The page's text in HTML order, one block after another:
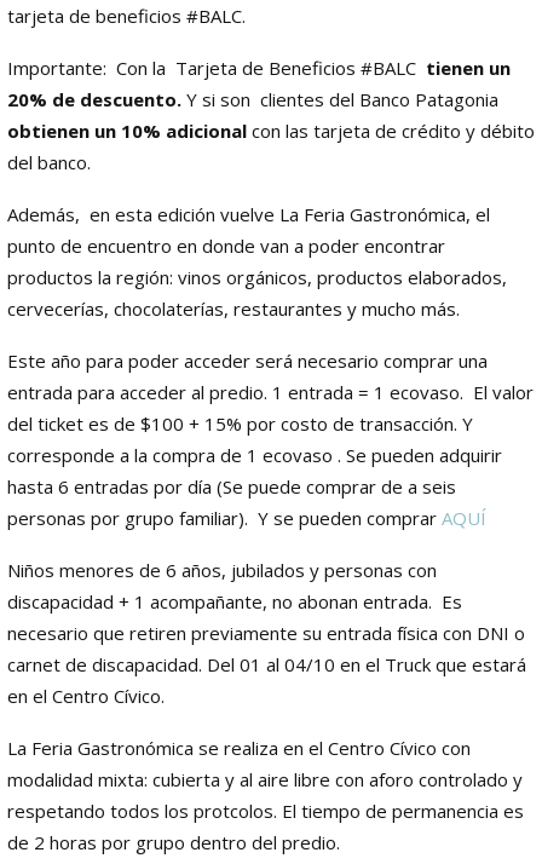
tarjeta de beneficios #BALC.
Importante: Con la Tarjeta de Beneficios #BALC tienen un
20% de descuento. Y si son clientes del Banco Patagonia
obtienen un 10% adicional con las tarjeta de crédito y débito
del banco.
Además, en esta edición vuelve La Feria Gastronómica, el
punto de encuentro en donde van a poder encontrar
productos la región: vinos orgánicos, productos elaborados,
cervecerías, chocolaterías, restaurantes y mucho más.
Este año para poder acceder será necesario comprar una
entrada para acceder al predio. 1 entrada = 1 ecovaso. El valor
del ticket es de $100 + 15% por costo de transacción. Y
corresponde a la compra de 1 ecovaso . Se pueden adquirir
hasta 6 entradas por día (Se puede comprar de a seis
personas por grupo familiar). Y se pueden comprar AQUÍ
Niños menores de 6 años, jubilados y personas con
discapacidad + 1 acompañante, no abonan entrada. Es
necesario que retiren previamente su entrada física con DNI o
carnet de discapacidad. Del 01 al 04/10 en el Truck que estará
en el Centro Cívico.
La Feria Gastronómica se realiza en el Centro Cívico con
modalidad mixta: cubierta y al aire libre con aforo controlado y
respetando todos los protcolos. El tiempo de permanencia es
de 2 horas por grupo dentro del predio.